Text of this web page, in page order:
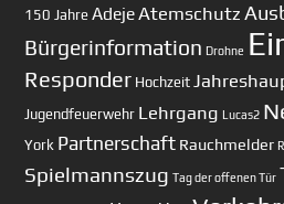
150 Jahre AdejeAtemschutz
Bürgerinformation Drohne
Responder Hochzeit
Jugendfeuerwehr Lehrgang Lucas2
York Partnerschaft Rauchmelder
Spielmannszug Tag der offenen Tür